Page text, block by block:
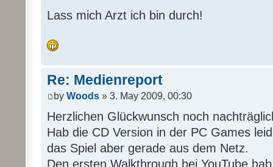
Lass mich Arzt ich bin durch!
Re: Medienreport
by Woods » 3. May 2009, 00:30
Herzlichen Glückwunsch noch
Hab die CD Version in der PC Games
das Spiel aber gerade aus dem Netz.
Den ersten Walkthrough bei YouTube